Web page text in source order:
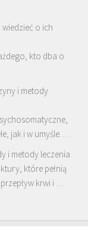
o ich
kto dba o
i metody
jak i w umyśle. …
i metody leczenia
które pełnią
krwi i …